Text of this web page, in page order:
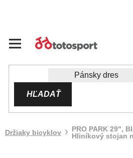
HĽADAŤ
Držiaky bicyklov
PRO PARK 29",
Hliníkový stojan